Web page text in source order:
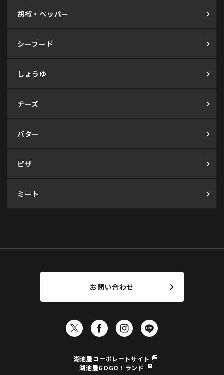
胡椒・ペッパー
シーフード
しょうゆ
チーズ
バター
ピザ
ミート
お問い合わせ
湖池屋コーポレートサイト
湖池屋GOGO！ランド